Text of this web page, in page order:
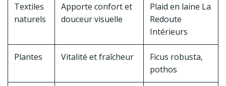
Textiles
naturels
Apporte confort et
douceur visuelle
Plaid en laine La
Redoute
Intérieurs
Plantes Vitalité et fraîcheur
Ficus robusta,
pothos